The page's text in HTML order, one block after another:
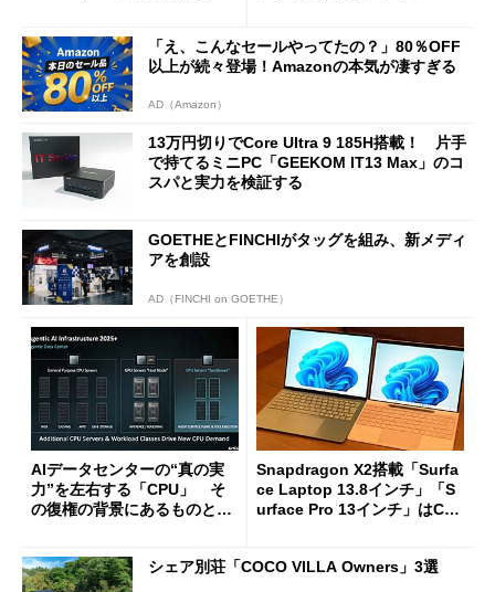
「え、こんなセールやってたの？」80％OFF
以上が続々登場！Amazonの本気が凄すぎる
AD（Amazon）
13万円切りでCore Ultra 9 185H搭載！ 片手
で持てるミニPC「GEEKOM IT13 Max」のコ
スパと実力を検証する
GOETHEとFINCHIがタッグを組み、新メディ
アを創設
AD（FINCHI on GOETHE）
AIデータセンターの“真の実
力”を左右する「CPU」 そ
の復権の背景にあるものと
Snapdragon X2搭載「Surfa
ce Laptop 13.8インチ」「S
urface Pro 13インチ」はCop
た
シェア別荘「COCO VILLA Owners」3選